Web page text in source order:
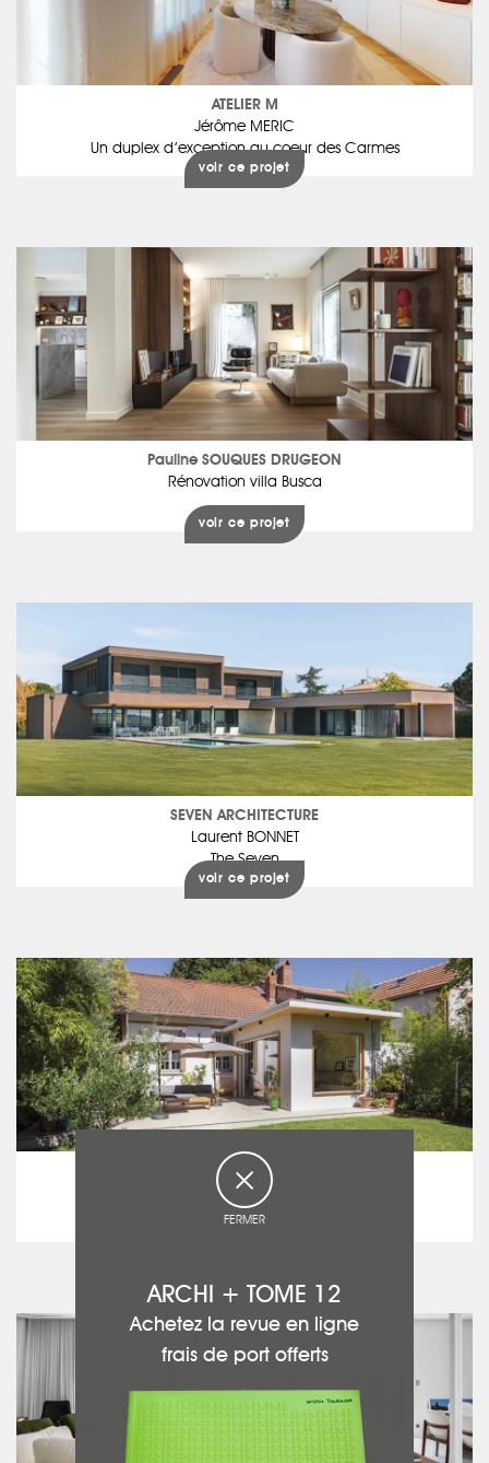
ATELIER M
Jérôme MERIC
Un duplex d’exception au coeur des Carmes
voir ce projet
Pauline SOUQUES DRUGEON
Rénovation villa Busca
voir ce projet
SEVEN ARCHITECTURE
Laurent BONNET
The Seven
voir ce projet
AGENCE OLIVIA DUBUS
Olivia DUBUS
Rénovation d’une Toulousaine
FERMER
ARCHI + TOME 12
Achetez la revue en ligne
frais de port offerts